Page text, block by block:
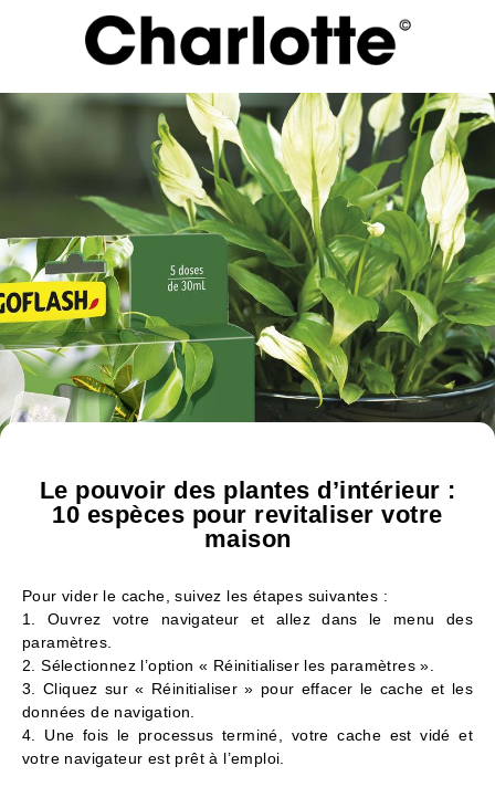
Le pouvoir des plantes d’intérieur :
10 espèces pour revitaliser votre
maison
Pour vider le cache, suivez les étapes suivantes :
1. Ouvrez votre navigateur et allez dans le menu des
paramètres.
2. Sélectionnez l’option « Réinitialiser les paramètres ».
3. Cliquez sur « Réinitialiser » pour effacer le cache et les
données de navigation.
4. Une fois le processus terminé, votre cache est vidé et
votre navigateur est prêt à l’emploi.